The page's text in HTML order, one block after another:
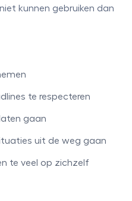
kunnen gebruiken dan
te respecteren
gaan
uit de weg gaan
te veel op zichzelf